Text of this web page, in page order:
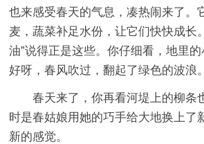
也来感受春天的气息，凑热闹来了。
麦，蔬菜补足水份，让它们快快成长
油”说得正是这些。你仔细看，地里
好呀，春风吹过，翻起了绿色的波浪。
春天来了，你再看河堤上的柳条
时是春姑娘用她的巧手给大地换上了
新的感觉。